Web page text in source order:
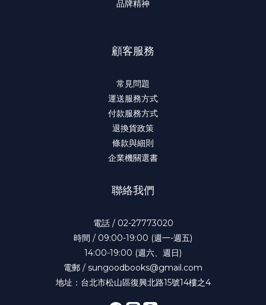
品牌精神
顧客服務
常見問題
運送服務方式
付款服務方式
退換貨政策
條款與細則
企業機關選書
聯絡我們
電話 / 02-27773020
時間 / 09:00-19:00 (週一-週五)
14:00-19:00 (週六、週日)
電郵 / sungoodbooks@gmail.com
地址：台北市松山區復興北路15號14樓之4